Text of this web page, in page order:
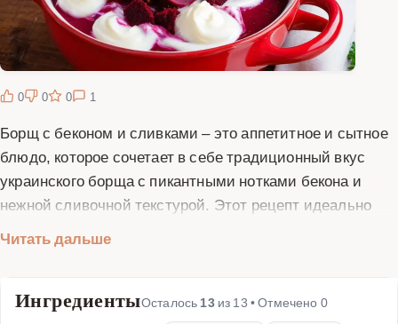
0 0 0 1
Борщ с беконом и сливками – это аппетитное и сытное
блюдо, которое сочетает в себе традиционный вкус
украинского борща с пикантными нотками бекона и
нежной сливочной текстурой. Этот рецепт идеально
классическими блюдами. Основой борща остаются
добавление бекона придаёт блюду насыщенный
Читать дальше
ИнгредиентыОсталось 13из 13 • Отмечено 0